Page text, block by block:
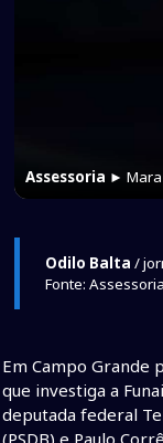
Assessoria ►
Odilo Balta /
Fonte:
Em Campo Grande
que investiga a
deputada federal
(PSDB) e Paulo